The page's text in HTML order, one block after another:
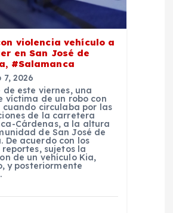
violencia vehículo a
en San José de
#Salamanca
2026
de este viernes, una
víctima de un robo con
cuando circulaba por las
de la carretera
Cárdenas, a la altura
de San José de
De acuerdo con los
sujetos la
de un vehículo Kia,
y posteriormente